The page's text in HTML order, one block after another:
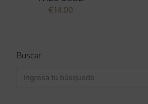
€14.00
Buscar